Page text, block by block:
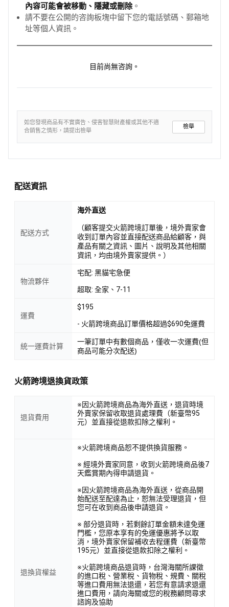
內容可能會被移動、隱藏或刪除。
請不要在公開的咨詢板塊中留下您的電話號碼、郵箱地
址等個人資訊。
目前尚無咨詢。
如您發現商品有不實廣告、侵害智慧財產權或其他不適
合銷售之情形，請提出檢舉
檢舉
配送資訊
配送方式
海外直送
（顧客提交火箭跨境訂單後，境外賣家會
收到訂單內容並直接配送商品給顧客，與
產品有關之資訊、圖片、說明及其他相關
資訊，均由境外賣家提供。）
物流夥伴
宅配: 黑貓宅急便
超取: 全家、7-11
運費
$195
- 火箭跨境商品訂單價格超過$690免運費
統一運費計算
一筆訂單中有數個商品，僅收一次運費(但
商品可能分次配送)
火箭跨境退換貨政策
退貨費用
※因火箭跨境商品為海外直送，退貨時境
外賣家保留收取退貨處理費（新臺幣95
元）並直接從退款扣除之權利。
退換貨權益
※火箭跨境商品恕不提供換貨服務。
※ 經境外賣家同意，收到火箭跨境商品後7
天鑑賞期內得申請退貨。
※因火箭跨境商品為海外直送，從商品開
始配送至配達為止，恕無法受理退貨，但
您可在收到商品後申請退貨。
※ 部分退貨時，若剩餘訂單金額未達免運
門檻，您原本享有的免運優惠將予以取
消，境外賣家保留補收去程運費（新臺幣
195元）並直接從退款扣除之權利。
※火箭跨境商品退貨時，台灣海關所課徵
的進口稅、營業稅、貨物稅、規費、關稅
等進口費用無法退還，若您有意請求退還
進口費用，請向海關或您的稅務顧問尋求
諮詢及協助